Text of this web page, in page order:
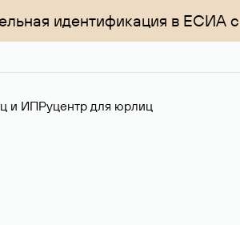
идентификация в ЕСИА
и ИПРуцентр для юрлиц